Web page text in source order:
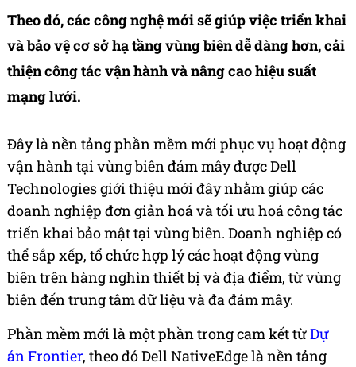
Theo đó, các công nghệ mới sẽ giúp việc triển khai
và bảo vệ cơ sở hạ tầng vùng biên dễ dàng hơn, cải
thiện công tác vận hành và nâng cao hiệu suất
mạng lưới.
Đây là nền tảng phần mềm mới phục vụ hoạt động
vận hành tại vùng biên đám mây được Dell
Technologies giới thiệu mới đây nhằm giúp các
doanh nghiệp đơn giản hoá và tối ưu hoá công tác
triển khai bảo mật tại vùng biên. Doanh nghiệp có
thể sắp xếp, tổ chức hợp lý các hoạt động vùng
biên trên hàng nghìn thiết bị và địa điểm, từ vùng
biên đến trung tâm dữ liệu và đa đám mây.
Phần mềm mới là một phần trong cam kết từDự
án Frontier, theo đó Dell NativeEdge là nền tảng